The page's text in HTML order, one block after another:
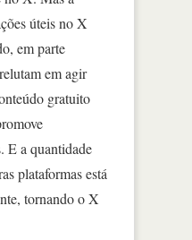
úteis no X
em parte
em agir
gratuito
E a quantidade
plataformas está
tornando o X